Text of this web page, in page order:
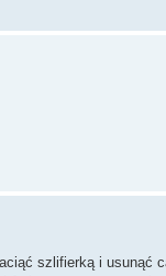
szlifierką i usunąć